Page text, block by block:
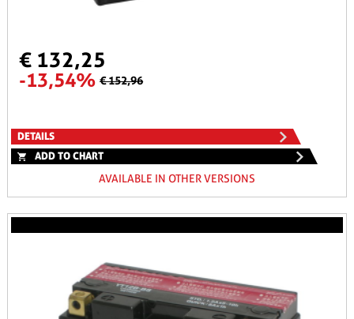
€ 132,25
-13,54% € 152,96
DETAILS
ADD TO CHART
AVAILABLE IN OTHER VERSIONS